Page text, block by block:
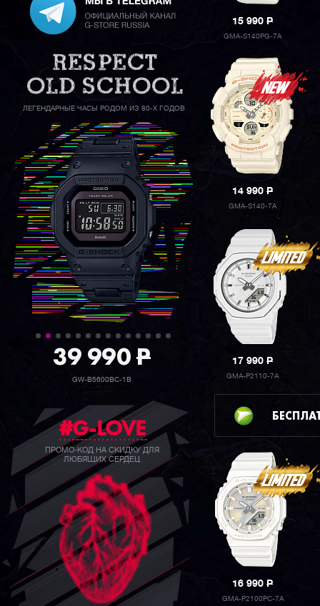
ЛЕГЕНДАРНЫЕ ЧАСЫ РОДОМ ИЗ 80-Х ГОДОВ
39 990P
GW-B5600BC-1B
#G-LOVE
ПРОМО-КОД НА СКИДКУ ДЛЯ
ЛЮБЯЩИХ СЕРДЕЦ
15 990P
GMA-S140PG-7A
14 990P
GMA-S140-7A
17 990P
GMA-P2110-7A
16 990P
GMA-P2100PC-7A